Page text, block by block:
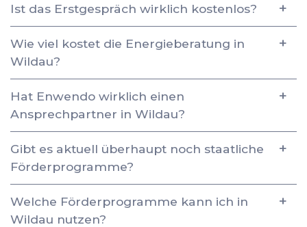
Ist das Erstgespräch wirklich kostenlos?
Wie viel kostet die Energieberatung in
Wildau?
Hat Enwendo wirklich einen
Ansprechpartner in Wildau?
Gibt es aktuell überhaupt noch staatliche
Förderprogramme?
Welche Förderprogramme kann ich in
Wildau nutzen?